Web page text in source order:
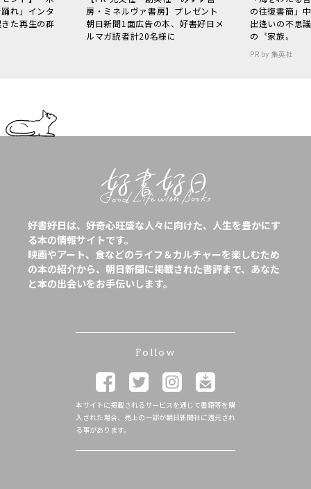
れ」インタ
た再生の群
房・ミネルヴァ書房】プレゼント
朝日新聞1面広告の本、好書好日メ
ルマガ読者計20名様に
の往復書簡」
出逢いの不思
の〝家族〟
PR by 集英社
好書好日は、好奇心旺盛な人々に向けた、人生を豊かにす
る本の情報サイトです。
映画やアート、食などのライフ＆カルチャーを楽しむため
の本の紹介から、朝日新聞に掲載された書評まで、あなた
と本の出会いをお手伝いします。
Follow
本サイトに掲載されるサービスを通じて書籍等を購
入された場合、売上の一部が朝日新聞社に還元され
る事があります。